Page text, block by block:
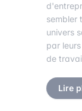
sembler
univers
par
de
Lire